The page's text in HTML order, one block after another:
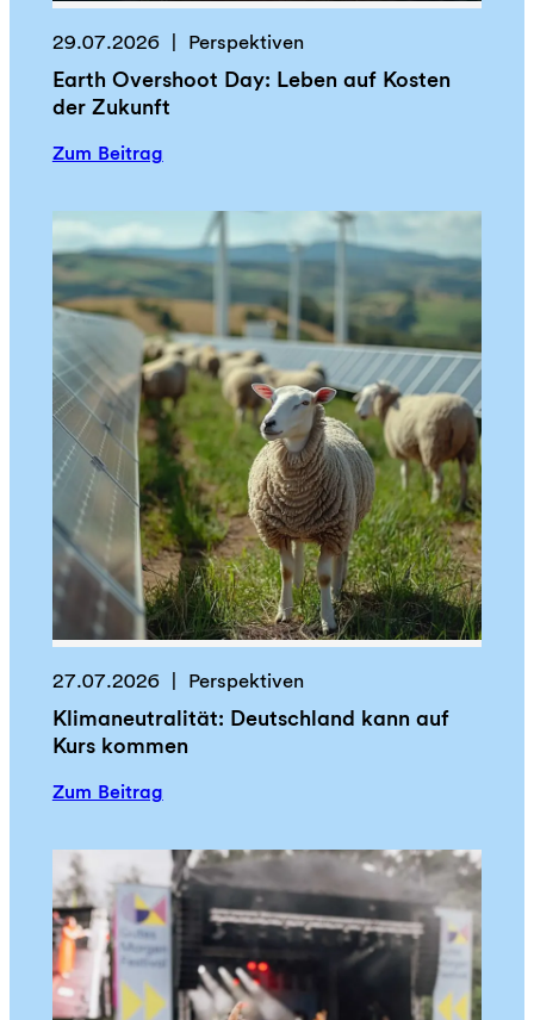
29.07.2026 Perspektiven
Earth Overshoot Day: Leben auf Kosten
der Zukunft
Zum Beitrag:
a
t
h
O
v
e
r
h
o
o
t
D
a
y
e
b
u
f
K
o
t
27.07.2026 Perspektiven
Klimaneutralität: Deutschland kann auf
Kurs kommen
Zum Beitrag:
l
m
n
e